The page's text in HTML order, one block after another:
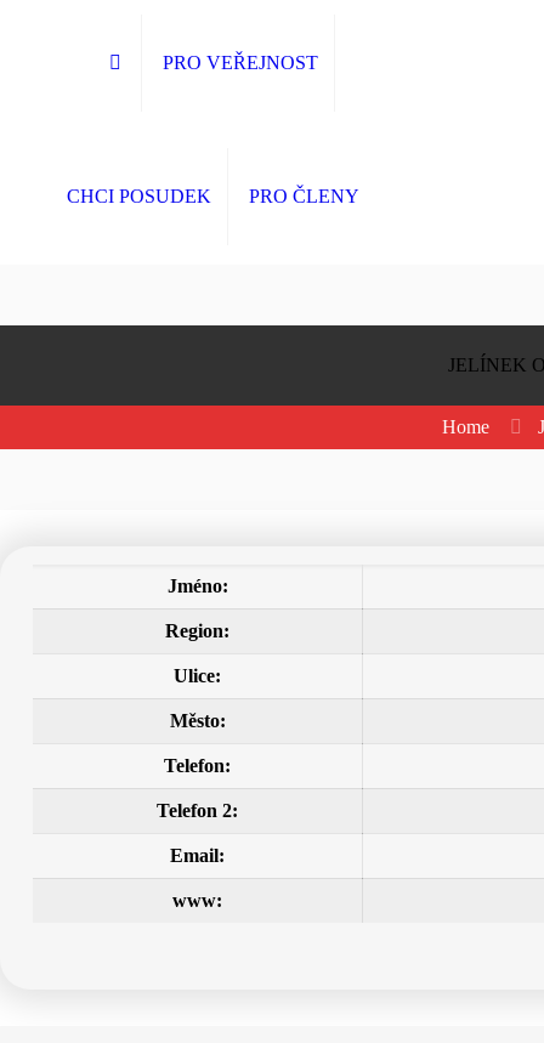
PRO VEŘEJNOST
CHCI POSUDEK PRO ČLENY
JELÍNEK
Home
Jméno:
Region:
Ulice:
Město:
Telefon:
Telefon 2:
Email:
www: